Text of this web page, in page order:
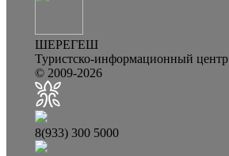
ШЕРЕГЕШ
Туристско-информационный центр
© 2009-2026
8(933) 300 5000